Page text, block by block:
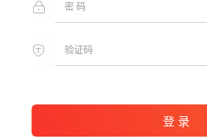
登 录